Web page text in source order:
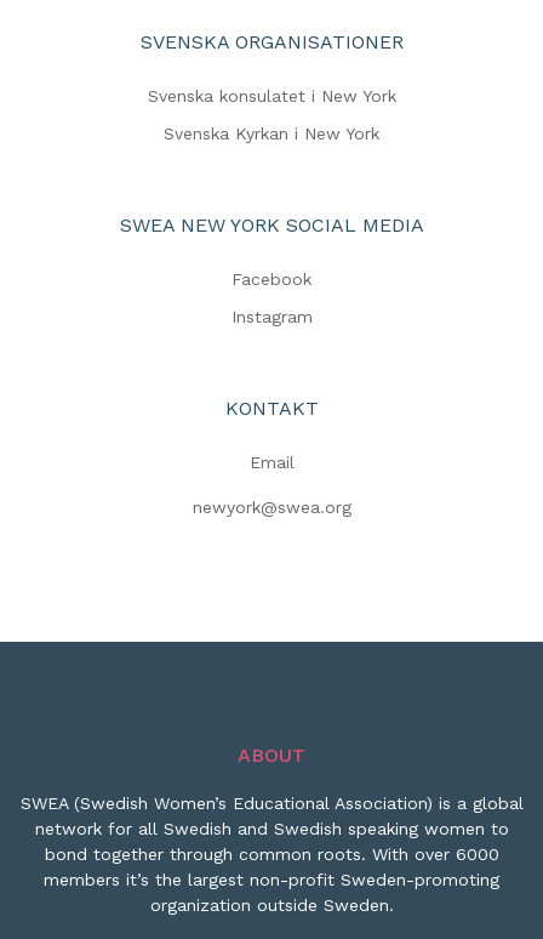
SVENSKA ORGANISATIONER
Svenska konsulatet i New York
Svenska Kyrkan i New York
SWEA NEW YORK SOCIAL MEDIA
Facebook
Instagram
KONTAKT
Email
newyork@swea.org
ABOUT
SWEA (Swedish Women’s Educational Association) is a global
network for all Swedish and Swedish speaking women to
bond together through common roots. With over 6000
members it’s the largest non-profit Sweden-promoting
organization outside Sweden.